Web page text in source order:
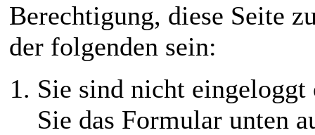
Berechtigung, diese Seite
der folgenden sein:
Sie sind nicht
Sie das Formular unten